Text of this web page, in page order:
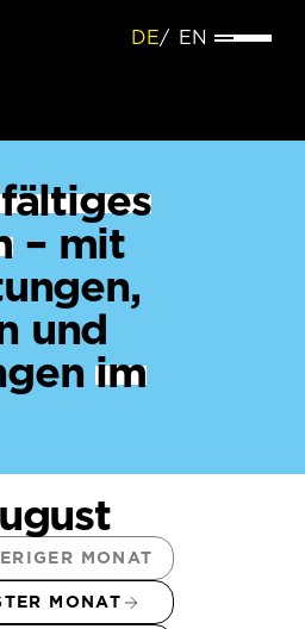
DE EN
– mit
und
im
MONAT
MONAT